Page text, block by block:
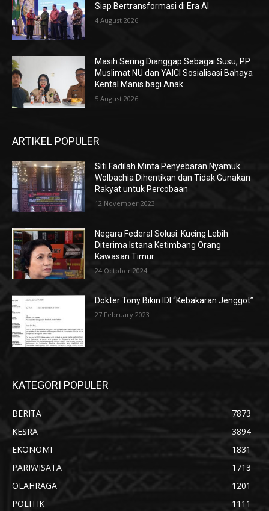
Siap Bertransformasi di Era AI
4 August 2026
Masih Sering Dianggap Sebagai Susu, PP
Muslimat NU dan YAICI Sosialisasi Bahaya
Kental Manis bagi Anak
5 August 2026
ARTIKEL POPULER
Siti Fadilah Minta Penyebaran Nyamuk
Wolbachia Dihentikan dan Tidak Gunakan
Rakyat untuk Percobaan
12 November 2023
Negara Federal Solusi: Kucing Lebih
Diterima Istana Ketimbang Orang
Kawasan Timur
24 October 2024
Dokter Tony Bikin IDI “Kebakaran Jenggot”
27 February 2023
KATEGORI POPULER
BERITA
7873
KESRA
3894
EKONOMI
1831
PARIWISATA
1713
OLAHRAGA
1201
POLITIK
1111